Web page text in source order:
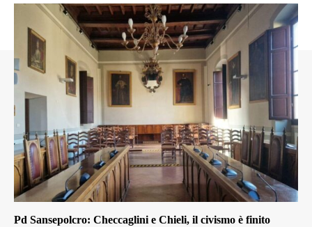
Pd Sansepolcro: Checcaglini e Chieli, il civismo è finito